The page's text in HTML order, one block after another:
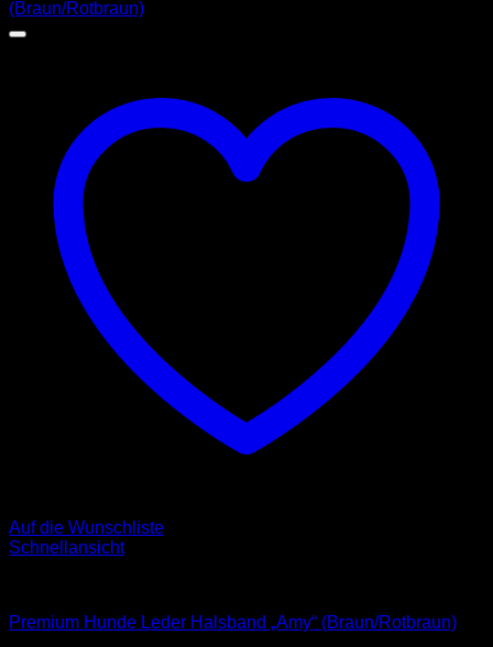
Auf die Wunschliste
Schnellansicht
Premium Hunde Leder Halsband „Amy“ (Braun/Rotbraun)